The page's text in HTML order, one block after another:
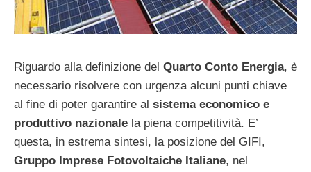
Riguardo alla definizione del Quarto Conto Energia, è
necessario risolvere con urgenza alcuni punti chiave
al fine di poter garantire al sistema economico e
produttivo nazionale la piena competitività. E’
questa, in estrema sintesi, la posizione del GIFI,
Gruppo Imprese Fotovoltaiche Italiane, nel